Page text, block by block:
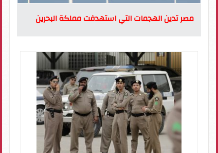
مصر تدين الهجمات التي استهدفت مملكة البحرين